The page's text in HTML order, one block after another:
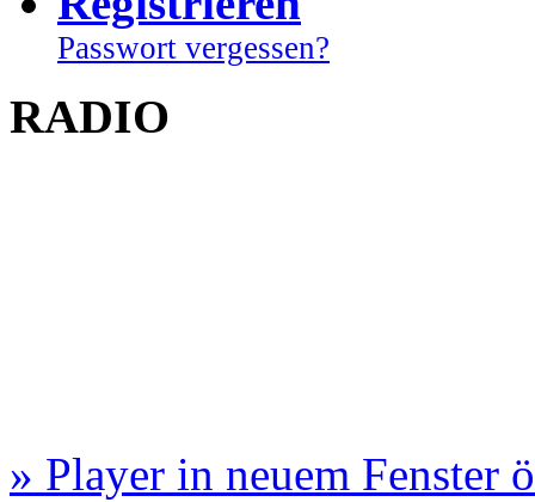
Passwort vergessen?
RADIO
» Player in neuem Fenster